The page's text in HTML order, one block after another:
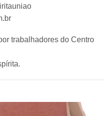
trabalhadores do Centro